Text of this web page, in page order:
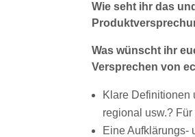
Wie seht ihr das
Was wünscht ihr
Versprechen von
Klare Definitionen
regional usw.?
Eine Aufklärungs-